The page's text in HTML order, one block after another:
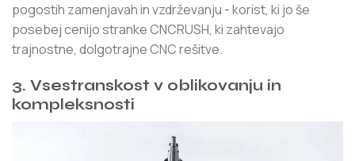
pogostih zamenjavah in vzdrževanju - korist, ki jo še
posebej cenijo stranke CNCRUSH, ki zahtevajo
trajnostne, dolgotrajne CNC rešitve.
3. Vsestranskost v oblikovanju in
kompleksnosti